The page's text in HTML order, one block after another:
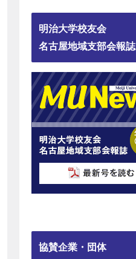
明治大学校友会
名古屋地域支部会報誌
協賛企業・団体